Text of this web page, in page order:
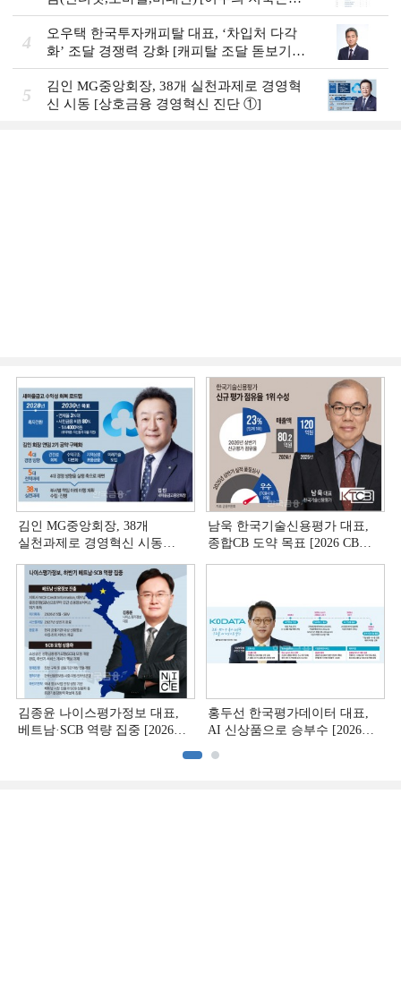
예금금리-8월 1주]
4
오우택 한국투자캐피탈 대표, ‘차입처 다각
화ʼ 조달 경쟁력 강화 [캐피탈 조달 돋보기
(12)]
5
김인 MG중앙회장, 38개 실천과제로 경영혁
신 시동 [상호금융 경영혁신 진단 ①]
김인 MG중앙회장, 38개
실천과제로 경영혁신 시동
남욱 한국기술신용평가 대표,
종합CB 도약 목표 [2026 CB사
김종윤 나이스평가정보 대표,
베트남·SCB 역량 집중 [2026
홍두선 한국평가데이터 대표,
AI 신상품으로 승부수 [2026